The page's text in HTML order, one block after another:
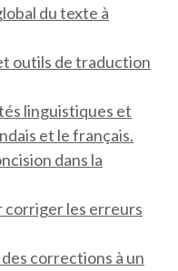
du texte à
outils de traduction
linguistiques et
et le français.
dans la
les erreurs
corrections à un